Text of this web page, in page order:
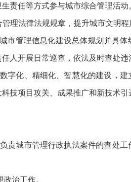
任等方式参与城市综合管理活动。
法律法规规章，提升城市文明程
管理信息化建设总体规划并具体
人开展日常巡查，依法及时查处违
化、精细化、智慧化的建设，建
技项目攻关、成果推广和新技术引
城市管理行政执法案件的查处工
治工作。